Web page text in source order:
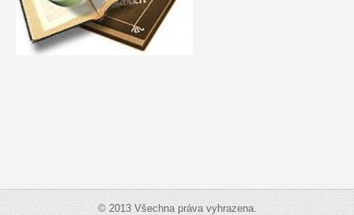
© 2013 Všechna práva vyhrazena.